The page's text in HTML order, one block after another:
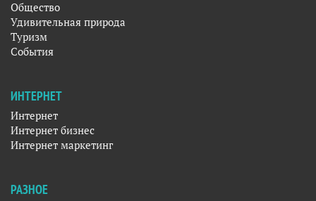
Общество
Удивительная природа
Туризм
События
ИНТЕРНЕТ
Интернет
Интернет бизнес
Интернет маркетинг
РАЗНОЕ